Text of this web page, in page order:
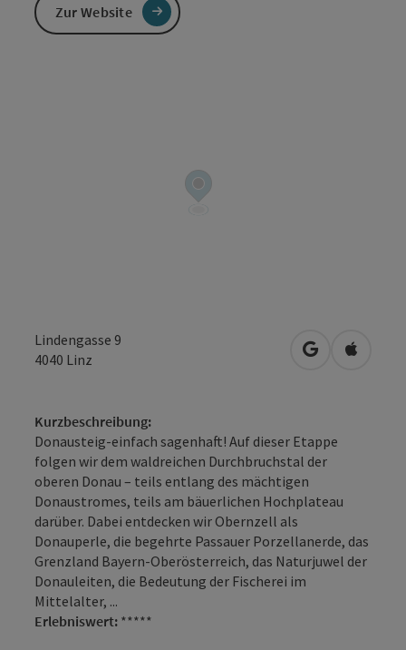
Lindengasse 9
4040 Linz in Google
in
Kurzbeschreibung:
Donausteig-einfach sagenhaft! Auf dieser Etappe
folgen wir dem waldreichen Durchbruchs­tal der
oberen Donau – teils entlang des mächtigen
Donaustromes, teils am bäuerlichen Hochplateau
darüber. Dabei entdecken wir Obernzell als
Donauperle, die begehrte Passauer Porzellanerde, das
Grenzland Bayern-Oberösterreich, das Naturjuwel der
Donauleiten, die Bedeutung der Fischerei im
Mittelalter, ...
Erlebniswert: *****
Zur Website